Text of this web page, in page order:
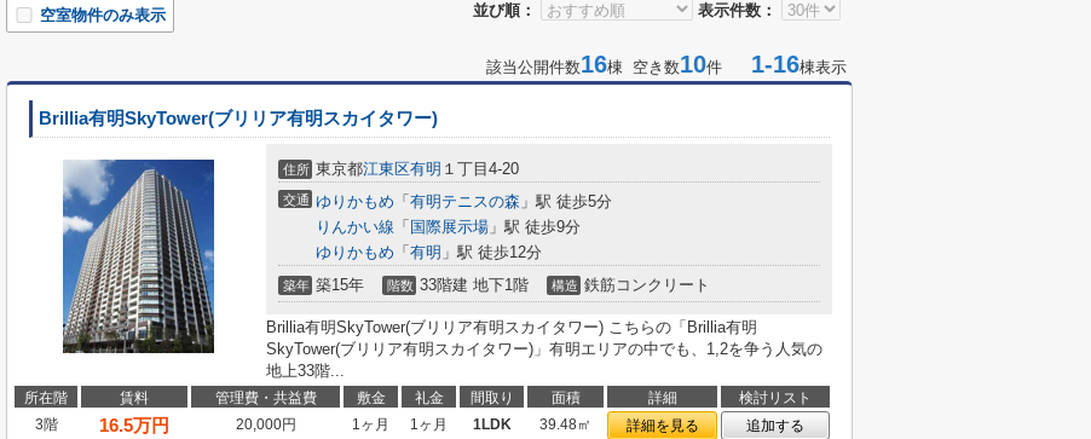
並び順： 表示件数：
空室物件のみ表示
該当公開件数16棟 空き数10件 1-16棟表示
Brillia有明SkyTower(ブリリア有明スカイタワー)
住所 東京都江東区有明 １丁目4-20
交通 ゆりかもめ 「 有明テニスの森 」駅 徒歩5分
りんかい線 「 国際展示場 」駅 徒歩9分
ゆりかもめ 「 有明 」駅 徒歩12分
築年 築15年 階数 33階建 地下1階 構造 鉄筋コンクリート
Brillia有明SkyTower(ブリリア有明スカイタワー) こちらの「Brillia有明
SkyTower(ブリリア有明スカイタワー)」有明エリアの中でも、1,2を争う人気の
地上33階...
所在階 賃料 管理費・共益費 敷金 礼金 間取り 面積 詳細
検討リスト
3階
16.5万円 20,000円 1ヶ月 1ヶ月 1LDK 39.48㎡ 詳細を見る
追加する